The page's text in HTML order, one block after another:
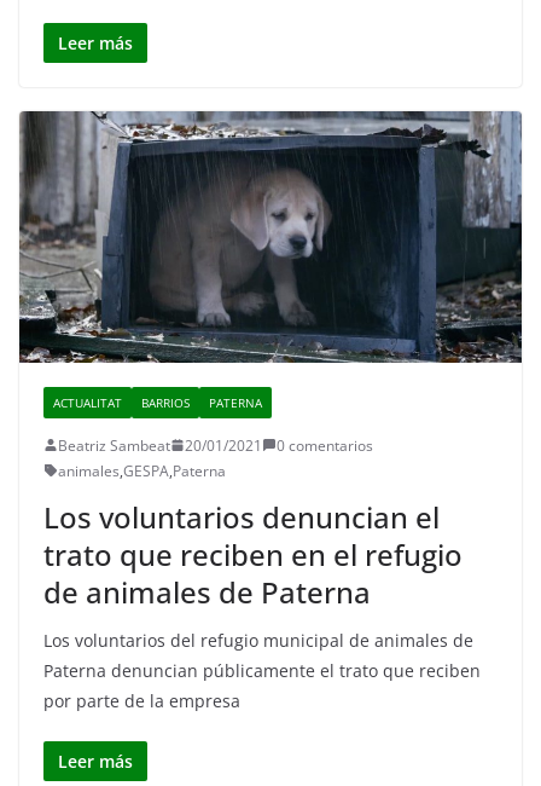
Leer más
ACTUALITAT BARRIOS PATERNA
Beatriz Sambeat 20/01/2021
0 comentarios
animales,GESPA,Paterna
Los voluntarios denuncian el
trato que reciben en el refugio
de animales de Paterna
Los voluntarios del refugio municipal de animales de
Paterna denuncian públicamente el trato que reciben
por parte de la empresa
Leer más